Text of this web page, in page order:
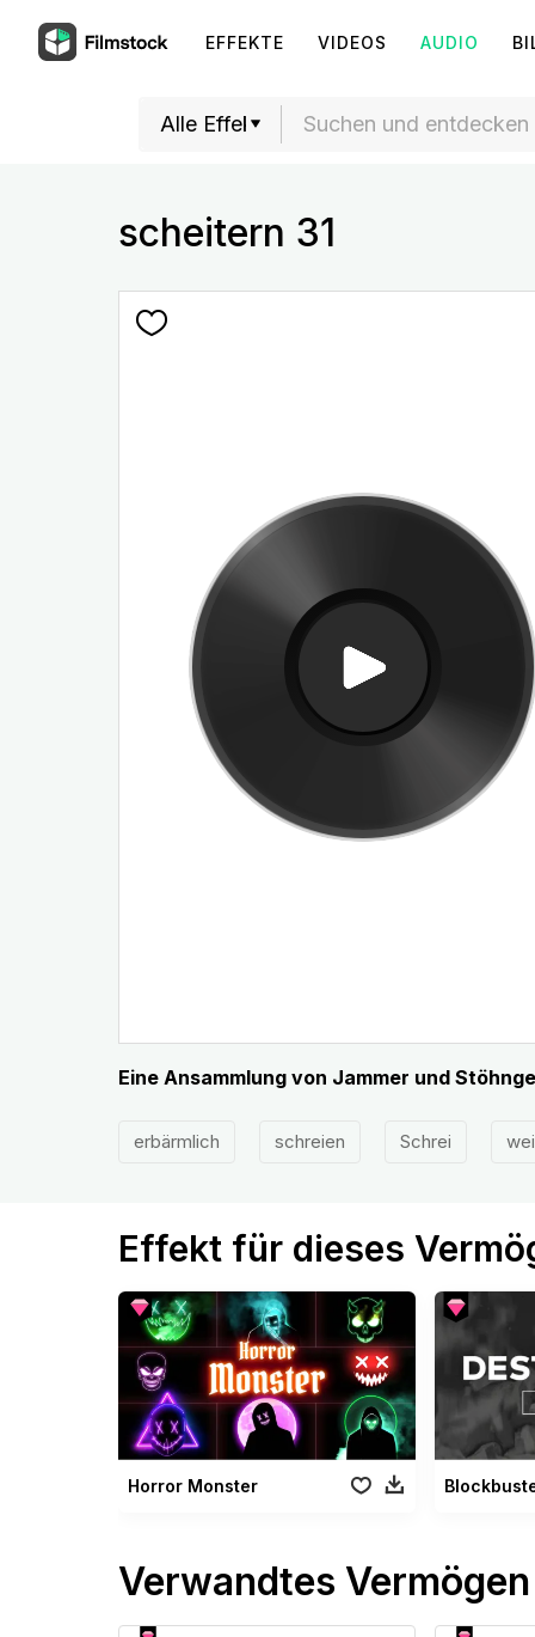
EFFEKTE VIDEOS AUDIO
scheitern 31
Eine Ansammlung von Jammer und
erbärmlich schreien Schrei
Effekt für dieses
Horror Monster
Verwandtes Vermögen